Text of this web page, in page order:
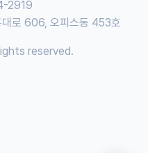
2919
대로 606, 오피스동 453호
reserved.